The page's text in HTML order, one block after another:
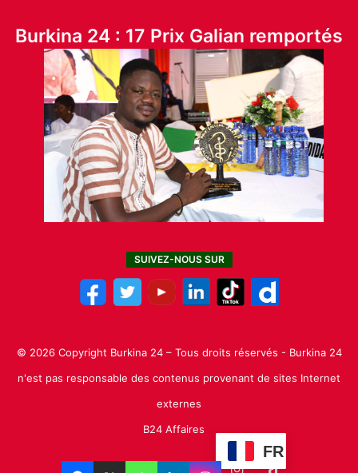
Burkina 24 : 17 Prix Galian remportés
SUIVEZ-NOUS SUR
© 2026 Copyright Burkina 24 – Tous droits réservés - Burkina 24
n'est pas responsable des contenus provenant de sites Internet
externes
B24 Affaires
FR
Facebook LinkedinYouTubeInstagram
TikTok